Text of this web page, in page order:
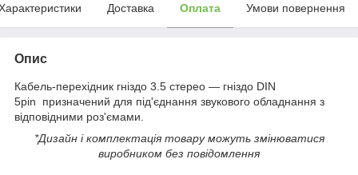
Доставка Оплата Умови повернення
Опис
Кабель-перехідник гніздо 3.5 стерео — гніздо DIN
5pin призначений для під'єднання звукового обладнання з
відповідними роз'ємами.
*Дизайн і комплектація товару можуть змінюватися
виробником без повідомлення